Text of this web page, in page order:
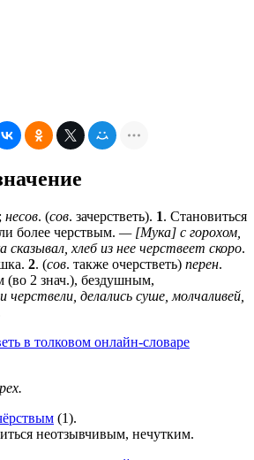
несов. (сов. зачерстветь). 1. Становиться
более черствым. — [Мука] с горохом,
хлеб из нее черствеет скоро.
2. (сов. также очерстветь) перен.
(во 2 знач.), бездушным,
черствели, делались суше, молчаливей,
в толковом онлайн-словаре
(1).
неотзывчивым, нечутким.